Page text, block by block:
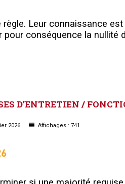
Leur connaissance
conséquence la nullité
D’ENTRETIEN /
2026 Affichages : 741